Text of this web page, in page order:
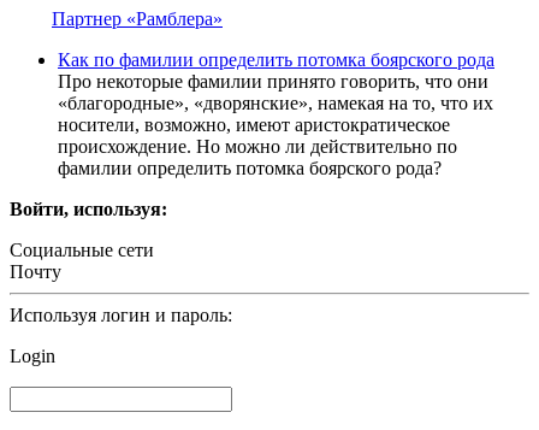
Партнер «Рамблера»
Как по фамилии определить потомка боярского рода
Про некоторые фамилии принято говорить, что они
«благородные», «дворянские», намекая на то, что их
носители, возможно, имеют аристократическое
происхождение. Но можно ли действительно по
фамилии определить потомка боярского рода?
Войти, используя:
Социальные сети
Почту
Используя логин и пароль:
Login